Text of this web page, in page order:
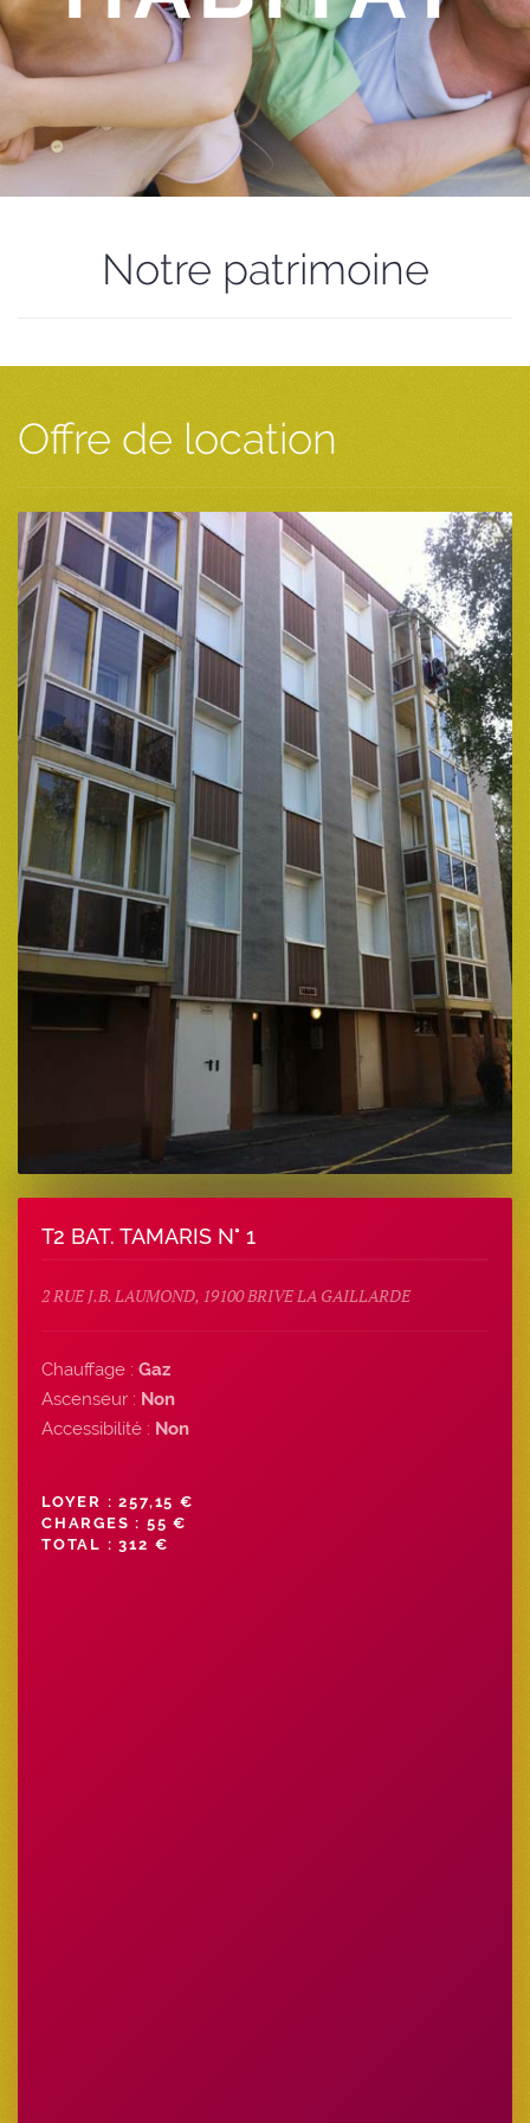
Notre patrimoine
Offre de location
T2 BAT. TAMARIS N° 1
2 RUE J.B. LAUMOND, 19100 BRIVE LA GAILLARDE
Chauffage : Gaz
Ascenseur : Non
Accessibilité : Non
LOYER : 257,15 €
CHARGES : 55 €
TOTAL : 312 €